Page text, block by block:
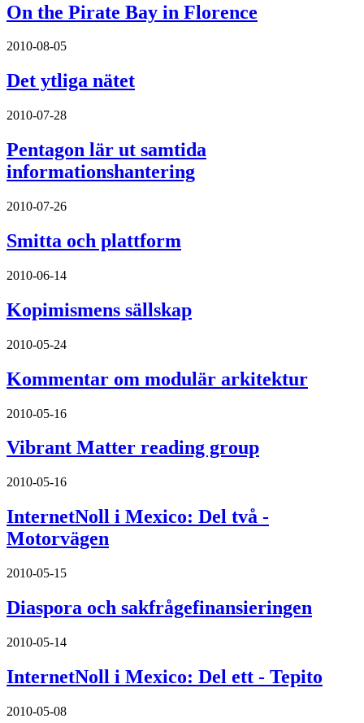
On the Pirate Bay in Florence
2010-08-05
Det ytliga nätet
2010-07-28
Pentagon lär ut samtida
informationshantering
2010-07-26
Smitta och plattform
2010-06-14
Kopimismens sällskap
2010-05-24
Kommentar om modulär arkitektur
2010-05-16
Vibrant Matter reading group
2010-05-16
InternetNoll i Mexico: Del två -
Motorvägen
2010-05-15
Diaspora och sakfrågefinansieringen
2010-05-14
InternetNoll i Mexico: Del ett - Tepito
2010-05-08